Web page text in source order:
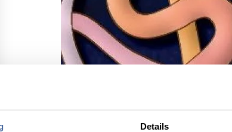
Details